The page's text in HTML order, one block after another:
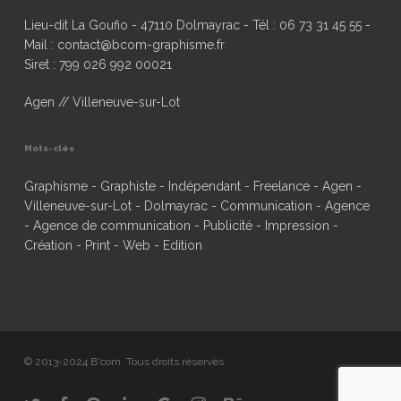
Lieu-dit La Goufio - 47110 Dolmayrac - Tél : 06 73 31 45 55 -
Mail : contact@bcom-graphisme.fr
Siret : 799 026 992 00021
Agen // Villeneuve-sur-Lot
Mots-clés
Graphisme - Graphiste - Indépendant - Freelance - Agen -
Villeneuve-sur-Lot - Dolmayrac - Communication - Agence
- Agence de communication - Publicité - Impression -
Création - Print - Web - Edition
© 2013-2024 B'com. Tous droits réservés